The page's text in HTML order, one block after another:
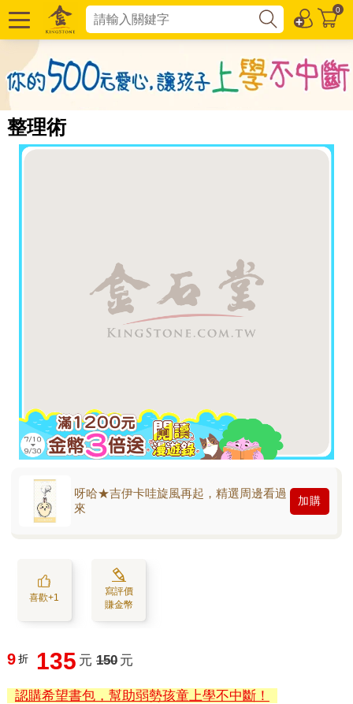
0
整理術
呀哈★吉伊卡哇旋風再起，精選周邊看過
來
加購
喜歡+1
寫評價
賺金幣
9 折 135 元 150 元
認購希望書包，幫助弱勢孩童上學不中斷！